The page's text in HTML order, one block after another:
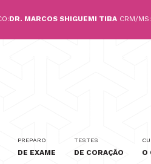
DR. MARCOS SHIGUEMI TIBA CRM/MS:
PREPARO
DE EXAME
TESTES
DE CORAÇÃO O